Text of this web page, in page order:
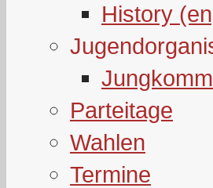
History
Parteitage
Wahlen
Termine